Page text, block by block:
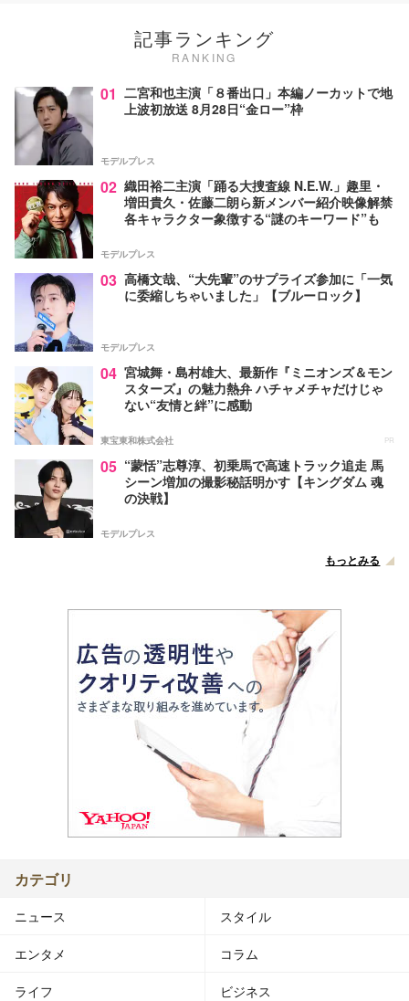
記事ランキング
RANKING
01 二宮和也主演「８番出口」本編ノーカットで地
上波初放送 8月28日“金ロー”枠
モデルプレス
02 織田裕二主演「踊る大捜査線 N.E.W.」趣里・
増田貴久・佐藤二朗ら新メンバー紹介映像解禁
各キャラクター象徴する“謎のキーワード”も
モデルプレス
03 高橋文哉、“大先輩”のサプライズ参加に「一気
に委縮しちゃいました」【ブルーロック】
モデルプレス
04 宮城舞・島村雄大、最新作『ミニオンズ＆モン
スターズ』の魅力熱弁 ハチャメチャだけじゃ
ない“友情と絆”に感動
東宝東和株式会社 PR
05 “蒙恬”志尊淳、初乗馬で高速トラック追走 馬
シーン増加の撮影秘話明かす【キングダム 魂
の決戦】
モデルプレス
もっとみる
カテゴリ
ニュース スタイル
エンタメ コラム
ライフ ビジネス